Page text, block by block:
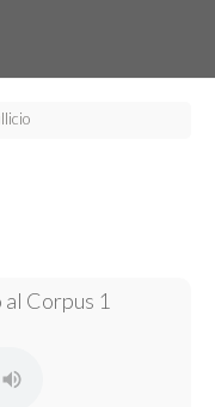
al Corpus 1